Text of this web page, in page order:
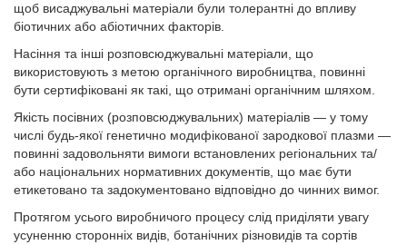
щоб висаджувальні матеріали були толерантні до впливу
біотичних або абіотичних факторів.
Насіння та інші розповсюджувальні матеріали, що
використовують з метою органічного виробництва, повинні
бути сертифіковані як такі, що отримані органічним шляхом.
Якість посівних (розповсюджувальних) матеріалів — у тому
числі будь-якої генетично модифікованої зародкової плазми —
повинні задовольняти вимоги встановлених регіональних та/
або національних нормативних документів, що має бути
етикетовано та задокументовано відповідно до чинних вимог.
Протягом усього виробничого процесу слід приділяти увагу
усуненню сторонніх видів, ботанічних різновидів та сортів